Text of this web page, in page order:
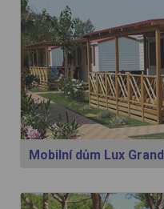
Mobilní dům Lux Grand